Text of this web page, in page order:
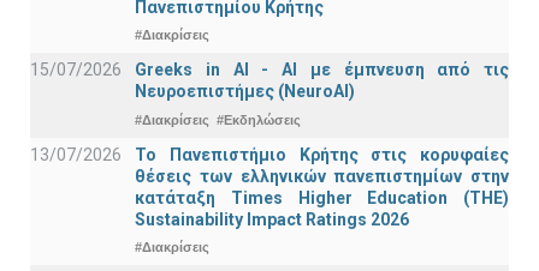
Πανεπιστημίου Κρήτης
#Διακρίσεις
15/07/2026
Greeks in AI - ΑΙ με έμπνευση από τις
Νευροεπιστήμες (NeuroAI)
#Διακρίσεις #Εκδηλώσεις
13/07/2026
Το Πανεπιστήμιο Κρήτης στις κορυφαίες
θέσεις των ελληνικών πανεπιστημίων στην
κατάταξη Times Higher Education (ΤΗΕ)
Sustainability Impact Ratings 2026
#Διακρίσεις